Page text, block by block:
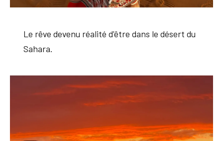
Le rêve devenu réalité d'être dans le désert du
Sahara.